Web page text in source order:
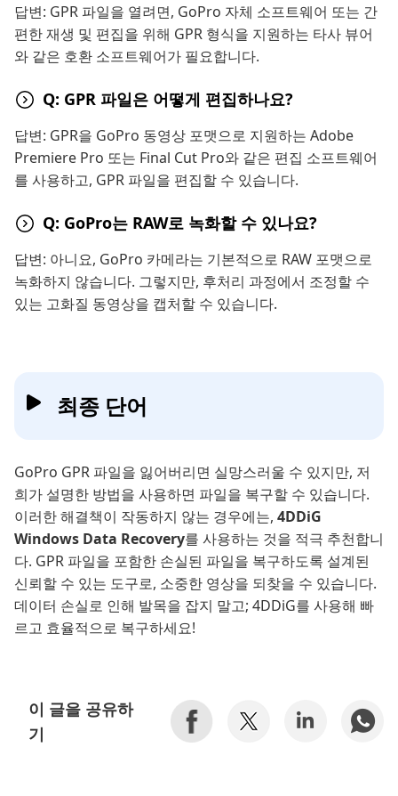
답변: GPR 파일을 열려면, GoPro 자체 소프트웨어 또는 간
편한 재생 및 편집을 위해 GPR 형식을 지원하는 타사 뷰어
와 같은 호환 소프트웨어가 필요합니다.
Q: GPR 파일은 어떻게 편집하나요?
답변: GPR을 GoPro 동영상 포맷으로 지원하는 Adobe
Premiere Pro 또는 Final Cut Pro와 같은 편집 소프트웨어
를 사용하고, GPR 파일을 편집할 수 있습니다.
Q: GoPro는 RAW로 녹화할 수 있나요?
답변: 아니요, GoPro 카메라는 기본적으로 RAW 포맷으로
녹화하지 않습니다. 그렇지만, 후처리 과정에서 조정할 수
있는 고화질 동영상을 캡처할 수 있습니다.
최종 단어
GoPro GPR 파일을 잃어버리면 실망스러울 수 있지만, 저
희가 설명한 방법을 사용하면 파일을 복구할 수 있습니다.
이러한 해결책이 작동하지 않는 경우에는, 4DDiG
Windows Data Recovery를 사용하는 것을 적극 추천합니
다. GPR 파일을 포함한 손실된 파일을 복구하도록 설계된
신뢰할 수 있는 도구로, 소중한 영상을 되찾을 수 있습니다.
데이터 손실로 인해 발목을 잡지 말고; 4DDiG를 사용해 빠
르고 효율적으로 복구하세요!
이 글을 공유하
기